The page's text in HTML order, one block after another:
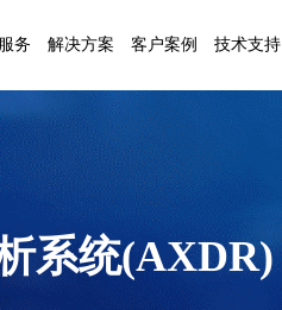
务 解决方案 客户案例 技术支持
系统(AXDR)